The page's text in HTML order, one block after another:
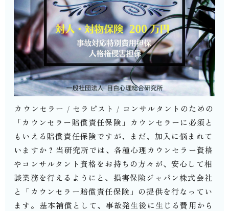
⁡カウンセラー / セラピスト / コンサルタントのための
「カウンセラー賠償責任保険」⁡カウンセラーに必須と
もいえる賠償責任保険ですが、まだ、加入に悩まれて
いますか？⁡当研究所では、各種心理カウンセラー資格
やコンサルタント資格をお持ちの方々が、安心して相
談業務を行えるようにと、損害保険ジャパン株式会社
と「カウンセラー賠償責任保険」の提供を行なってい
ます。⁡基本補償として、事故発生後に生じる費用から